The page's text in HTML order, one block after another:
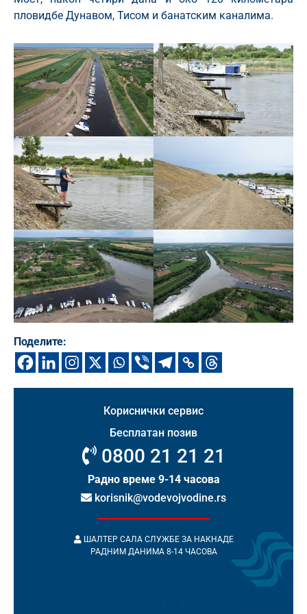
пловидбе Дунавом, Тисом и банатским каналима.
Поделите:
Кориснички сервис
Бесплатан позив
0800 21 21 21
Радно време 9-14 часова
korisnik@vodevojvodine.rs
ШАЛТЕР САЛА СЛУЖБЕ ЗА НАКНАДЕ
РАДНИМ ДАНИМА 8-14 ЧАСОВА